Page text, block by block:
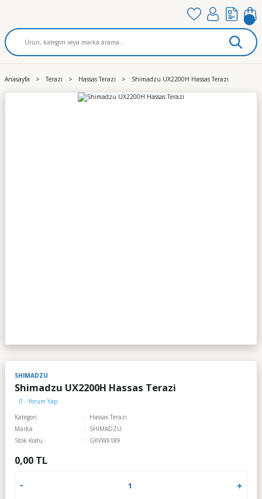
Anasayfa Terazi Hassas Terazi Shimadzu UX2200H Hassas Terazi
SHIMADZU
Shimadzu UX2200H Hassas Terazi
0 - Yorum Yap
Kategori
Hassas Terazi
Marka
SHIMADZU
Stok Kodu
GKVWX189
0,00 TL